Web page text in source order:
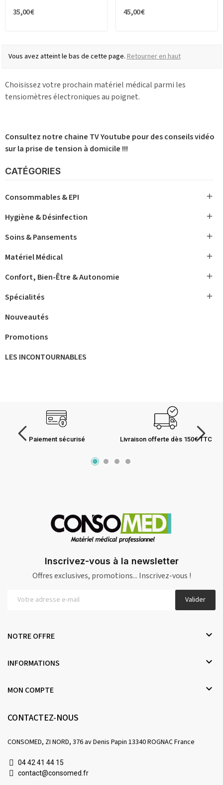
CATÉGORIES
Consommables & EPI 
Hygiène & Désinfection 
Soins & Pansements 
Matériel Médical 
Confort, Bien-Être & Autonomie 
Spécialités 
Nouveautés
Promotions
LES INCONTOURNABLES
35,00 € 45,00 €
Vous avez atteint le bas de cette page.Retourner en haut
Choisissez votre prochain matériel médical parmi les
tensiomètres électroniques au poignet.
Consultez notre chaine TV Youtube pour desconseils vidéo
sur la prise de tension à domicile !!!
Paiement sécurisé Livraison offerte dès 150€ TTC
Inscrivez-vous à la newsletter
Offres exclusives, promotions... Inscrivez-vous !
Valider
NOTRE OFFRE 
INFORMATIONS 
MON COMPTE 
CONTACTEZ-NOUS
CONSOMED, ZI NORD, 376 av Denis Papin 13340 ROGNAC France
04 42 41 44 15
contact@consomed.fr